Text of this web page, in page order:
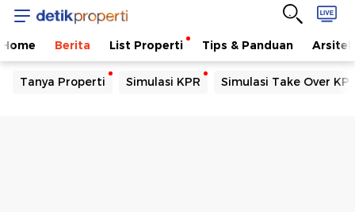
Home Berita List Properti Tips & Panduan
Tanya Properti Simulasi KPR Simulasi Take Over